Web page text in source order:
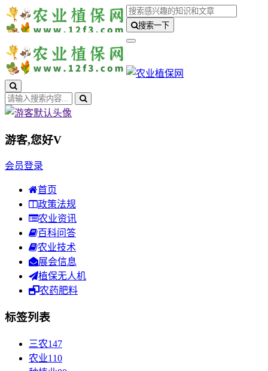
搜索一下
游客,您好V
会员登录
首页
政策法规
农业资讯
百科问答
农业技术
展会信息
植保无人机
农药肥料
标签列表
三农147
农业110